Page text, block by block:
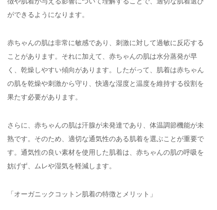
ができるようになります。
赤ちゃんの肌は非常に敏感であり、刺激に対して過敏に反応する
ことがあります。それに加えて、赤ちゃんの肌は水分蒸発が早
く、乾燥しやすい傾向があります。したがって、肌着は赤ちゃん
の肌を乾燥や刺激から守り、快適な湿度と温度を維持する役割を
果たす必要があります。
さらに、赤ちゃんの肌は汗腺が未発達であり、体温調節機能が未
熟です。そのため、適切な通気性のある肌着を選ぶことが重要で
す。通気性の良い素材を使用した肌着は、赤ちゃんの肌の呼吸を
妨げず、ムレや湿気を軽減します。
「オーガニックコットン肌着の特徴とメリット」